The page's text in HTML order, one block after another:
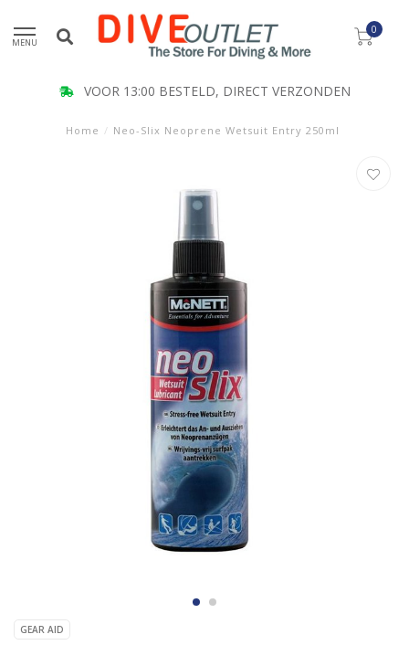
MENU
0
VOOR 13:00 BESTELD, DIRECT VERZONDEN
Home / Neo-Slix Neoprene Wetsuit Entry 250ml
GEAR AID